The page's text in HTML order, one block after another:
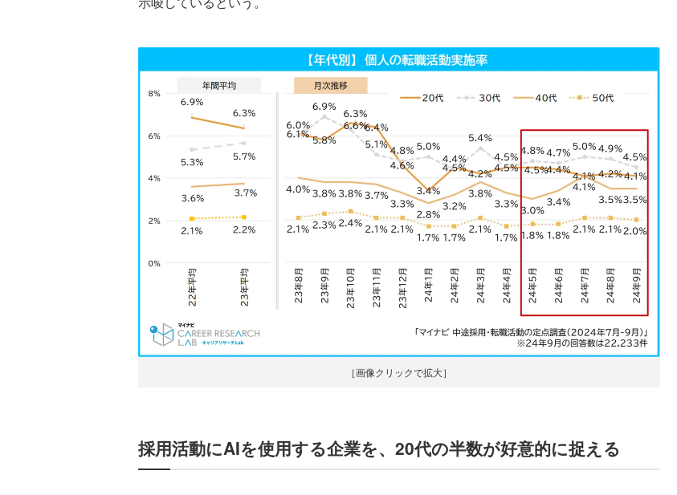
［画像クリックで拡大］
採用活動にAIを使用する企業を、20代の半数が好意的に捉える